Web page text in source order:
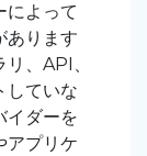
によって
あります
、API、
していな
イダーを
アプリケ